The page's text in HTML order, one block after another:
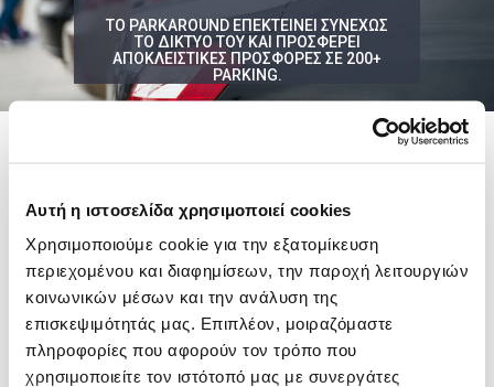
Αυτή η ιστοσελίδα χρησιμοποιεί cookies
Χρησιμοποιούμε cookie για την εξατομίκευση
περιεχομένου και διαφημίσεων, την παροχή λειτουργιών
κοινωνικών μέσων και την ανάλυση της
επισκεψιμότητάς μας. Επιπλέον, μοιραζόμαστε
πληροφορίες που αφορούν τον τρόπο που
χρησιμοποιείτε τον ιστότοπό μας με συνεργάτες
ΤΟ PARKAROUND ΕΠΕΚΤΕΙΝΕΙ ΣΥΝΕΧΩΣ
ΤΟ ΔΙΚΤΥΟ ΤΟΥ ΚΑΙ ΠΡΟΣΦΕΡΕΙ
ΑΠΟΚΛΕΙΣΤΙΚΕΣ ΠΡΟΣΦΟΡΕΣ ΣΕ 200+
PARKING.
ακολουθει μια λιστα με ενδεικτικες περιοχες
Κόρινθος
από3,00€
Πειραιάς
από3,00€
Κορυδαλλός